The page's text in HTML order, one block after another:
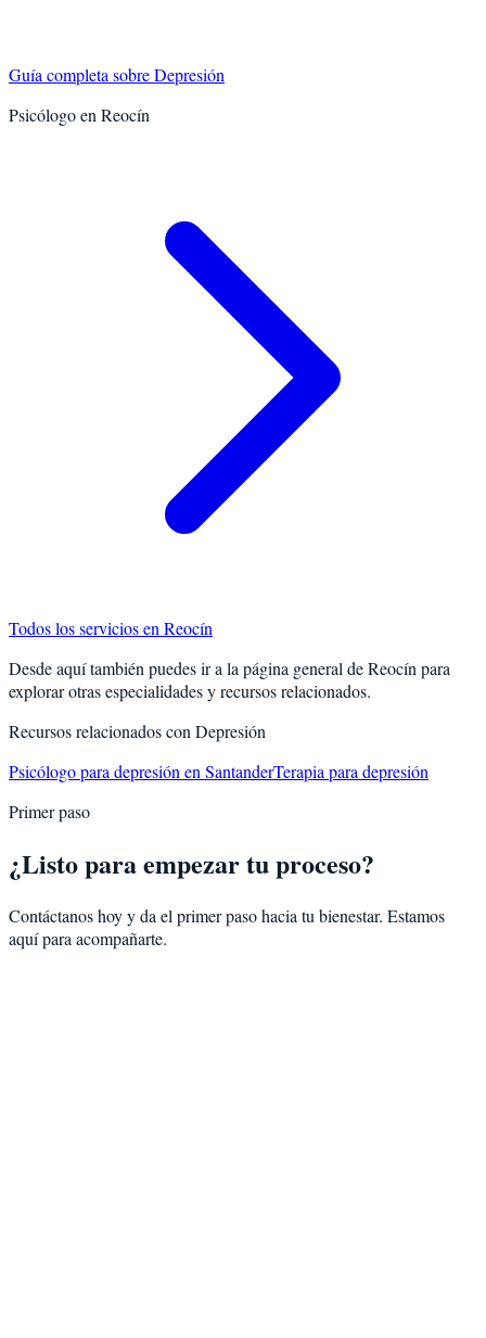
Guía completa sobreDepresión
Psicólogo en Reocín
Todos los servicios en Reocín
Desde aquí también puedes ir a la página general deReocín para
explorar otras especialidades y recursos relacionados.
Recursos relacionados con Depresión
Psicólogo para depresión en SantanderTerapia para depresión
Primer paso
¿Listo para empezar tu proceso?
Contáctanos hoy y da el primer paso hacia tu bienestar. Estamos
aquí para acompañarte.